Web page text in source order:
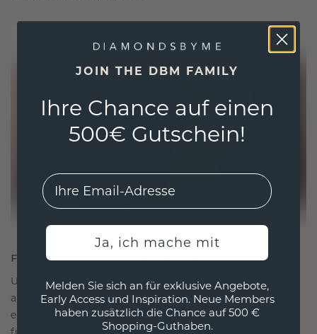
FÜR VERBINDUNGEN GESCHAFFEN
Unsere Designphilosophie ist auf Verbindung
ausgelegt, wobei jedes Stück so gestaltet ist, dass
es die Zeit überdauert. Es wird zu Ihrem Symbol
JOIN THE DBM FAMILY
Ihre Chance auf einen
500€ Gutschein!
EMail
Ja, ich mache mit
Melden Sie sich an für exklusive Angebote,
Early Access und Inspiration. Neue Members
haben zusätzlich die Chance auf 500 €
Shopping-Guthaben.